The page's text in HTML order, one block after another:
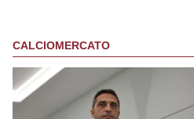
CALCIOMERCATO